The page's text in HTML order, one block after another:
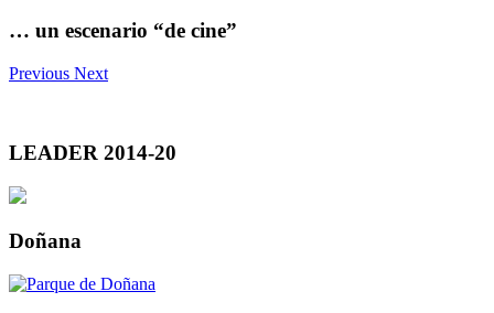
… un escenario “de cine”
Previous Next
LEADER 2014-20
Doñana